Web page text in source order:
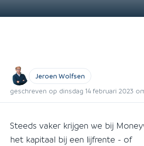
Jeroen Wolfsen
geschreven op dinsdag 14 februari 2023
Steeds vaker krijgen we bij
het kapitaal bij een lijfrente - of